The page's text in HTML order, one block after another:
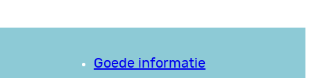
Goede informatie